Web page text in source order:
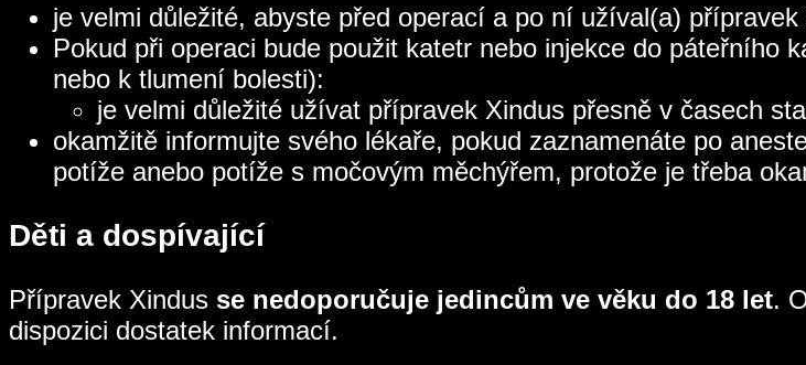
je velmi důležité, abyste před operací a po ní užíval(a)
Pokud při operaci bude použit katetr nebo injekce do páteřního
nebo k tlumení bolesti):
je velmi důležité užívat přípravek Xindus přesně v časech
okamžitě informujte svého lékaře, pokud zaznamenáte po
potíže anebo potíže s močovým měchýřem, protože je třeba
Děti a dospívající
Přípravek Xindus se nedoporučuje jedincům ve věku do 18 let.
dispozici dostatek informací.